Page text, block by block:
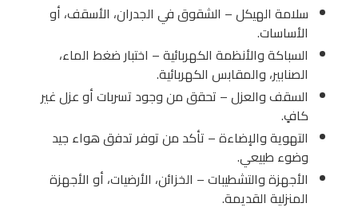
سلامة الهيكل – الشقوق في الجدران، الأسقف، أو
الأساسات.
السباكة والأنظمة الكهربائية – اختبار ضغط الماء،
الصنابير، والمقابس الكهربائية.
السقف والعزل – تحقق من وجود تسربات أو عزل غير
كافٍ.
التهوية والإضاءة – تأكد من توفر تدفق هواء جيد
وضوء طبيعي.
الأجهزة والتشطيبات – الخزائن، الأرضيات، أو الأجهزة
المنزلية القديمة.